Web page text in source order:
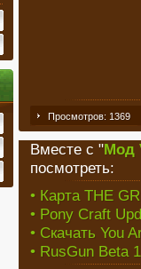
Просмотров: 1369
Вместе с "Мод
посмотреть:
• Карта THE
• Pony Craft
• Скачать You
• RusGun Beta